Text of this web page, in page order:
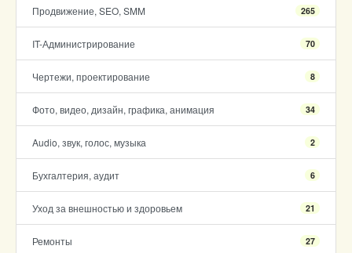
Продвижение, SEO, SMM 265
IT-Администрирование 70
Чертежи, проектирование 8
Фото, видео, дизайн, графика, анимация 34
Audio, звук, голос, музыка 2
Бухгалтерия, аудит 6
Уход за внешностью и здоровьем 21
Ремонты 27